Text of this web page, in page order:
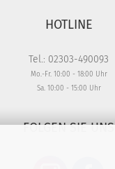
HOTLINE
Tel.: 02303-490093
Mo.-Fr. 10:00 - 18:00 Uhr
Sa. 10:00 - 15:00 Uhr
FOLGEN SIE UNS